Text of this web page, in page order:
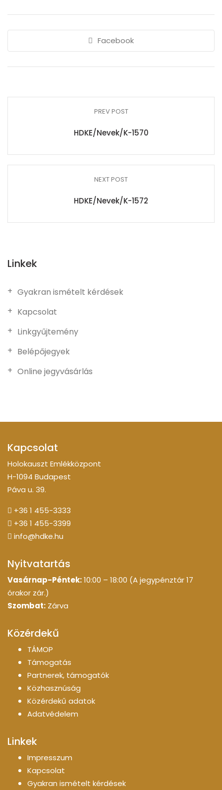
Facebook
PREV POST
HDKE/Nevek/K-1570
NEXT POST
HDKE/Nevek/K-1572
Linkek
Gyakran ismételt kérdések
Kapcsolat
Linkgyűjtemény
Belépőjegyek
Online jegyvásárlás
Kapcsolat
Holokauszt Emlékközpont
H-1094 Budapest
Páva u. 39.
+36 1 455-3333
+36 1 455-3399
info@hdke.hu
Nyitvatartás
Vasárnap-Péntek:10:00 – 18:00 (A jegypénztár 17
órakor zár.)
Szombat: Zárva
Közérdekű
TÁMOP
Támogatás
Partnerek, támogatók
Közhasznúság
Közérdekű adatok
Adatvédelem
Linkek
Impresszum
Kapcsolat
Gyakran ismételt kérdések